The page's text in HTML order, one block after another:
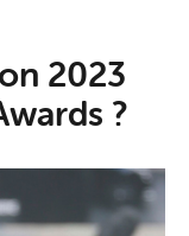
2023
?